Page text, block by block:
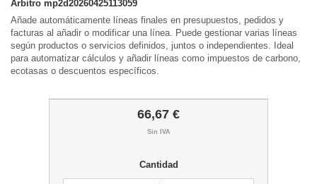
Árbitro mp2d20260425113059
Añade automáticamente líneas finales en presupuestos, pedidos y
facturas al añadir o modificar una línea. Puede gestionar varias líneas
según productos o servicios definidos, juntos o independientes. Ideal
para automatizar cálculos y añadir líneas como impuestos de carbono,
ecotasas o descuentos específicos.
66,67 €
Sin IVA
Cantidad